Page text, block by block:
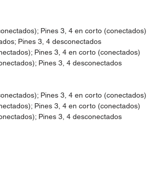
Pines 3, 4 en corto (conectados)
Pines 3, 4 desconectados
Pines 3, 4 en corto (conectados)
Pines 3, 4 desconectados
Pines 3, 4 en corto (conectados)
Pines 3, 4 en corto (conectados)
Pines 3, 4 desconectados